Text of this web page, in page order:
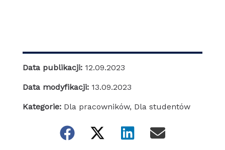
Data publikacji: 12.09.2023
Data modyfikacji: 13.09.2023
Kategorie: Dla pracowników, Dla studentów